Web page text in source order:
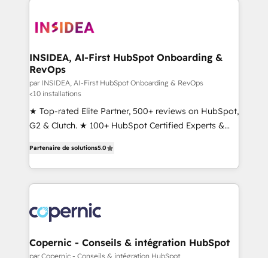
INSIDEA, AI-First HubSpot Onboarding &
RevOps
par INSIDEA, AI-First HubSpot Onboarding & RevOps
<10 installations
★ Top-rated Elite Partner, 500+ reviews on HubSpot,
G2 & Clutch. ★ 100+ HubSpot Certified Experts &
across five continents ★ AI-First, RevOps-led,
Onboarding obsessed ★ Company of the Year
2024/25 INSIDEA helps growing companies turn
team, migrate your data, and build AI-powered
workflows that drive adoption from week one, in
your time zone. What we do ➤ Onboarding: Live in
weeks, with workflows built around your business,
Partenaire de solutions5.0
Copernic - Conseils & intégration HubSpot
par Copernic - Conseils & intégration HubSpot